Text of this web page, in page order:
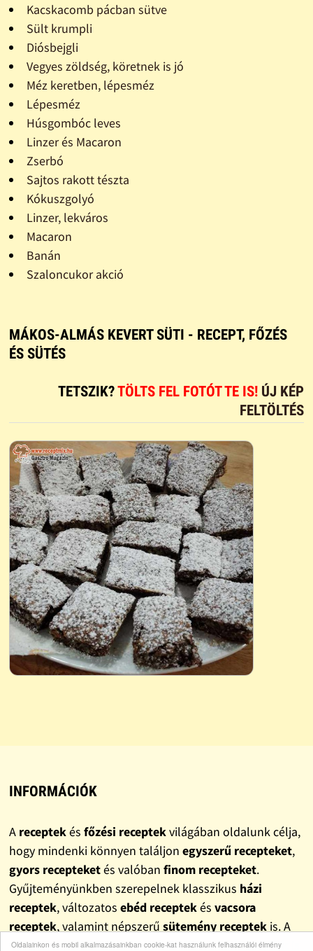
Oldalainkon és mobil alkalmazásainkban cookie-kat használunk felhasználói élmény
Kacskacomb pácban sütve
Sült krumpli
Diósbejgli
Vegyes zöldség, köretnek is jó
Méz keretben, lépesméz
Lépesméz
Húsgombóc leves
Linzer és Macaron
Zserbó
Sajtos rakott tészta
Kókuszgolyó
Linzer, lekváros
Macaron
Banán
Szaloncukor akció
MÁKOS-ALMÁS KEVERT SÜTI - RECEPT, FŐZÉS
ÉS SÜTÉS
TETSZIK?TÖLTS FEL FOTÓT TE IS! ÚJ KÉP
FELTÖLTÉS
INFORMÁCIÓK
A receptekés főzési receptekvilágában oldalunk célja,
hogy mindenki könnyen találjon egyszerű recepteket,
gyors recepteketés valóban finom recepteket.
Gyűjteményünkben szerepelnek klasszikus házi
receptek, változatos ebéd receptekés vacsora
receptek, valamint népszerű sütemény receptekis. A
mindennapokra szánt ötletek mellettolcsó receptek